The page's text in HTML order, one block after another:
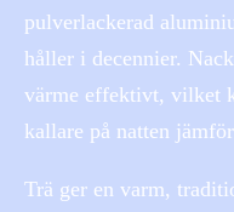
pulverlackerad
håller i decennier.
värme effektivt, vilket
kallare på natten
Trä ger en varm,